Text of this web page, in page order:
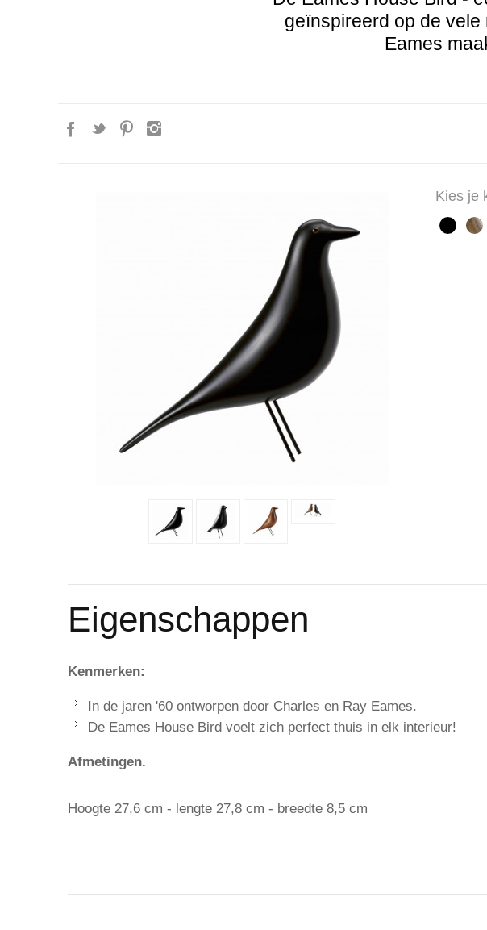
geïnspireerd op de
Eames
Kies je
Eigenschappen
Kenmerken:
In de jaren '60 ontworpen door Charles en Ray Eames.
De Eames House Bird voelt zich perfect thuis in elk interieur!
Afmetingen.
Hoogte 27,6 cm - lengte 27,8 cm - breedte 8,5 cm